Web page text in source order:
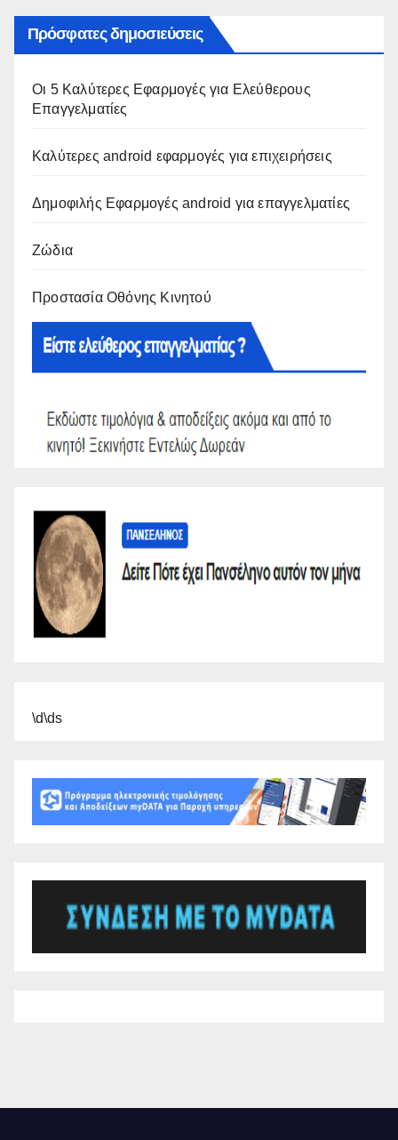
Πρόσφατες δημοσιεύσεις
Οι 5 Καλύτερες Εφαρμογές για Ελεύθερους
Επαγγελματίες
Καλύτερες android εφαρμογές για επιχειρήσεις
Δημοφιλής Εφαρμογές android για επαγγελματίες
Ζώδια
Προστασία Οθόνης Κινητού
\d\ds